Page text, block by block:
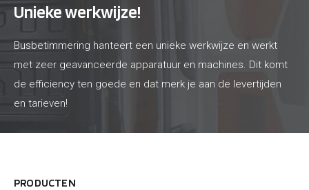
Unieke werkwijze!
Busbetimmering hanteert een unieke werkwijze en werkt
met zeer geavanceerde apparatuur en machines. Dit komt
de efficiency ten goede en dat merk je aan de levertijden
en tarieven!
PRODUCTEN